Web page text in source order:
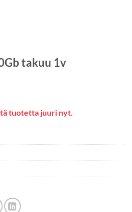
takuu 1v
tuotetta juuri nyt.